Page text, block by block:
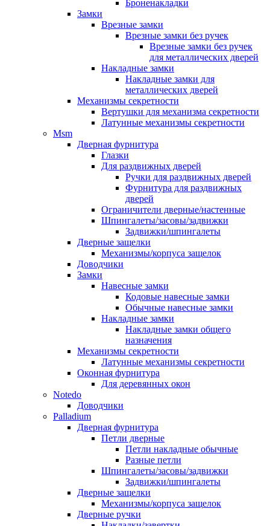
Броненакладки
Замки
Врезные замки
Врезные замки без ручек
Врезные замки без ручек
для металлических дверей
Накладные замки
Накладные замки для
металлических дверей
Механизмы секретности
Вертушки для механизма секретности
Латунные механизмы секретности
Msm
Дверная фурнитура
Глазки
Для раздвижных дверей
Ручки для раздвижных дверей
Фурнитура для раздвижных
дверей
Ограничители дверные/настенные
Шпингалеты/засовы/задвижки
Задвижки/шпингалеты
Дверные защелки
Механизмы/корпуса защелок
Доводчики
Замки
Навесные замки
Кодовые навесные замки
Обычные навесные замки
Накладные замки
Накладные замки общего
назначения
Механизмы секретности
Латунные механизмы секретности
Оконная фурнитура
Для деревянных окон
Notedo
Доводчики
Palladium
Дверная фурнитура
Петли дверные
Петли накладные обычные
Разные петли
Шпингалеты/засовы/задвижки
Задвижки/шпингалеты
Дверные защелки
Механизмы/корпуса защелок
Дверные ручки